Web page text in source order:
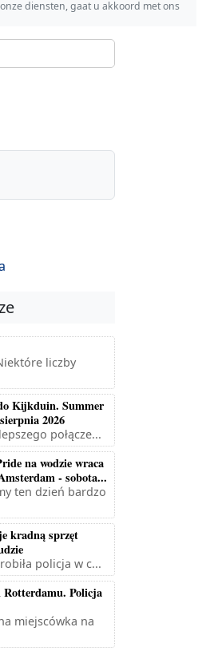
diensten, gaat u akkoord met ons
liczby
Kijkduin. Summer
2026
połącze...
na wodzie wraca
- sobota...
ten dzień bardzo
kradną sprzęt
policja w c...
Rotterdamu. Policja
miejscówka na